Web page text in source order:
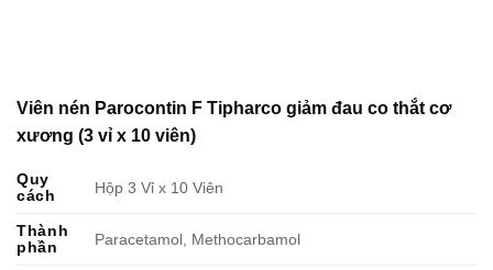
Viên nén Parocontin F Tipharco giảm đau co thắt cơ
xương (3 vỉ x 10 viên)
Quy
cách
Hộp 3 Vỉ x 10 Viên
Thành
phần
Paracetamol, Methocarbamol